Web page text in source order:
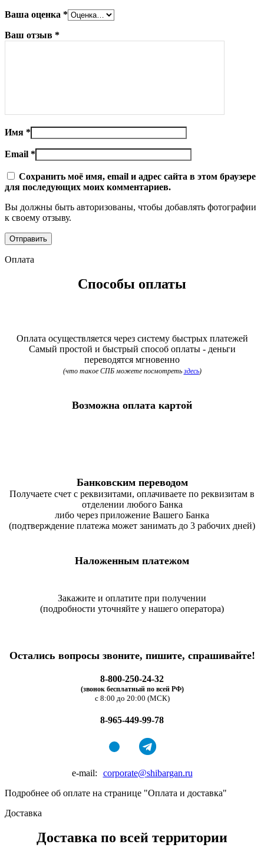
Ваша оценка *
Ваш отзыв *
Имя *
Email *
Сохранить моё имя, email и адрес сайта в этом браузере
для последующих моих комментариев.
Вы должны быть авторизованы, чтобы добавлять фотографии
к своему отзыву.
Оплата
Способы оплаты
Оплата осуществляется через систему быстрых платежей
Самый простой и быстрый способ оплаты - деньги
переводятся мгновенно
(что такое СПБ можете посмотреть здесь)
Возможна оплата картой
Банковским переводом
Получаете счет с реквизитами, оплачиваете по реквизитам в
отделении любого Банка
либо через приложение Вашего Банка
(подтверждение платежа может занимать до 3 рабочих дней)
Наложенным платежом
Закажите и оплатите при получении
(подробности уточняйте у нашего оператора)
Остались вопросы звоните, пишите, спрашивайте!
8-800-250-24-32
(звонок бесплатный по всей РФ)
с 8:00 до 20:00 (МСК)
8-965-449-99-78
e-mail:
corporate@shibargan.ru
Подробнее об оплате на странице "Оплата и доставка"
Доставка
Доставка по всей территории